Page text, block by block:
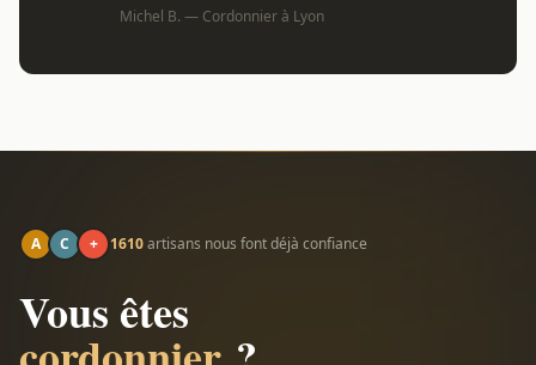
Michel B. — Cordonnier à Lyon
A C + 1610artisans nous font déjà confiance
Vous êtes